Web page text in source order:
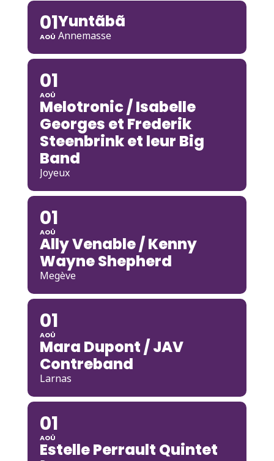
01
AOÛ
Yuntãbã
Annemasse
01
AOÛ
Melotronic / Isabelle
Georges et Frederik
Steenbrink et leur Big
Band
Joyeux
01
AOÛ
Ally Venable / Kenny
Wayne Shepherd
Megève
01
AOÛ
Mara Dupont / JAV
Contreband
Larnas
01
AOÛ
Estelle Perrault Quintet